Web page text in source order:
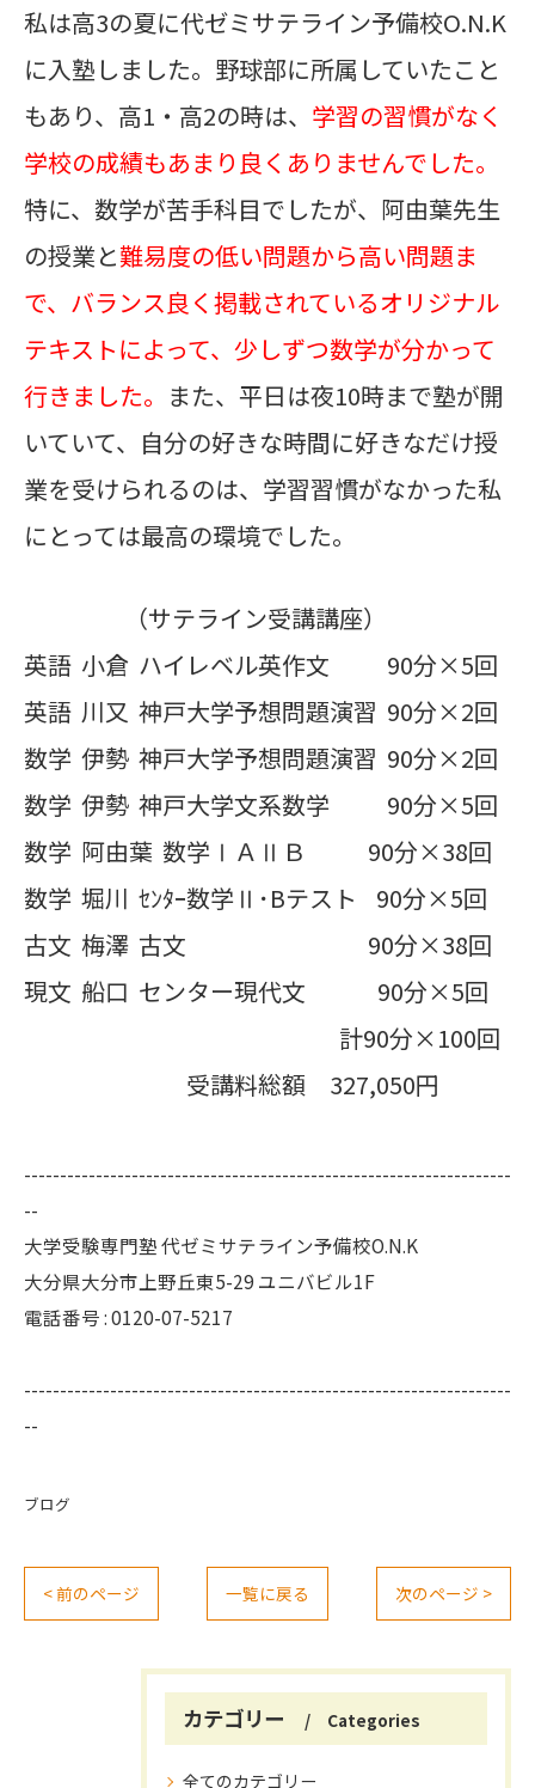
私は高3の夏に代ゼミサテライン予備校O.N.K
に入塾しました。野球部に所属していたこと
もあり、高1・高2の時は、 学習の習慣がなく
学校の成績もあまり良くありませんでした。
特に、数学が苦手科目でしたが、阿由葉先生
の授業と難易度の低い問題から高い問題ま
で、バランス良く掲載されているオリジナル
テキストによって、少しずつ数学が分かって
行きました。 また、平日は夜10時まで塾が開
いていて、自分の好きな時間に好きなだけ授
業を受けられるのは、学習習慣がなかった私
にとっては最高の環境でした。
（サテライン受講講座）
英語 小倉 ハイレベル英作文 90分×5回
英語 川又 神戸大学予想問題演習 90分×2回
数学 伊勢 神戸大学予想問題演習 90分×2回
数学 伊勢 神戸大学文系数学 90分×5回
数学 阿由葉 数学ⅠＡⅡＢ 90分×38回
数学 堀川 ｾﾝﾀｰ数学Ⅱ･Bテスト 90分×5回
古文 梅澤 古文 90分×38回
現文 船口 センター現代文 90分×5回
計90分×100回
受講料総額 327,050円
--------------------------------------------------------------------
--
大学受験専門塾 代ゼミサテライン予備校O.N.K
大分県大分市上野丘東5-29 ユニバビル1F
電話番号 : 0120-07-5217
--------------------------------------------------------------------
--
ブログ
< 前のページ 一覧に戻る 次のページ >
カテゴリー Categories
全てのカテゴリー